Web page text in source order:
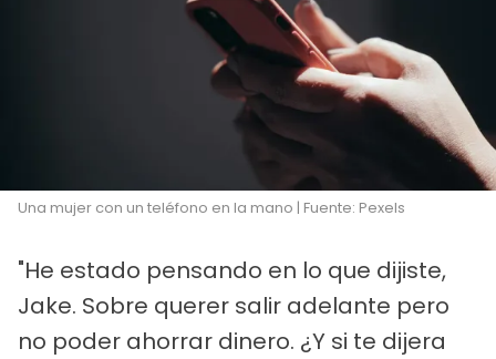
Una mujer con un teléfono en la mano | Fuente: Pexels
"He estado pensando en lo que dijiste,
Jake. Sobre querer salir adelante pero
no poder ahorrar dinero. ¿Y si te dijera